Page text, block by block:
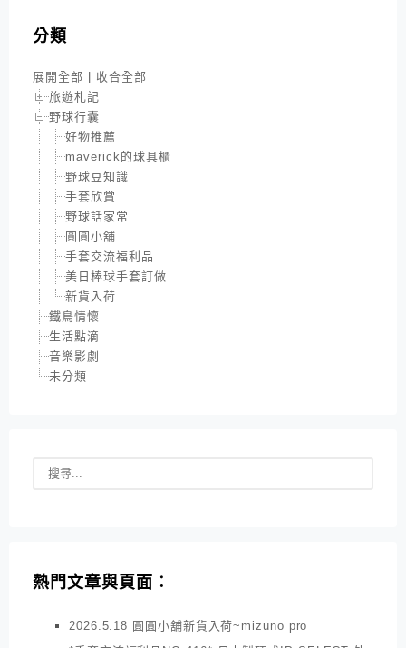
分類
展開全部 | 收合全部
旅遊札記
野球行囊
好物推薦
maverick的球具櫃
野球豆知識
手套欣賞
野球話家常
圓圓小舖
手套交流福利品
美日棒球手套訂做
新貨入荷
鐵鳥情懷
生活點滴
音樂影劇
未分類
熱門文章與頁面︰
2026.5.18 圓圓小舖新貨入荷~mizuno pro